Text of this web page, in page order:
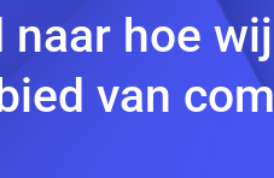
naar hoe
van